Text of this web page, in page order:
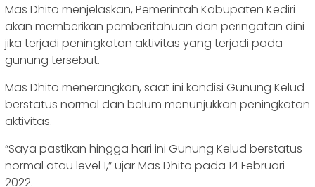
Mas Dhito menjelaskan, Pemerintah Kabupaten Kediri
akan memberikan pemberitahuan dan peringatan dini
jika terjadi peningkatan aktivitas yang terjadi pada
gunung tersebut.
Mas Dhito menerangkan, saat ini kondisi Gunung Kelud
berstatus normal dan belum menunjukkan peningkatan
aktivitas.
“Saya pastikan hingga hari ini Gunung Kelud berstatus
normal atau level 1,” ujar Mas Dhito pada 14 Februari
2022.